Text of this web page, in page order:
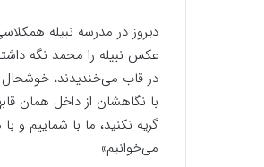
دیروز در مدرسه نبیله
عکس نبیله را محمد نگه
در قاب می‌خندیدند، خوشحال
با نگاهشان از داخل همان
گریه نکنید، ما با شماییم
می‌خوانیم»